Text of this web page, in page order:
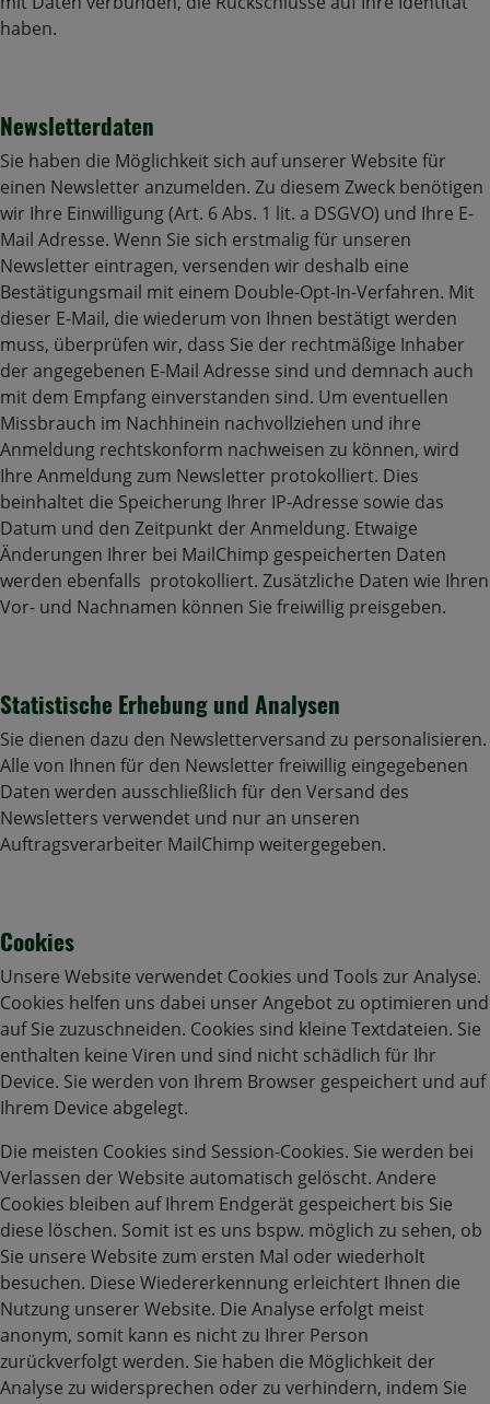
haben.
Newsletterdaten
Sie haben die Möglichkeit sich auf unserer Website für
einen Newsletter anzumelden. Zu diesem Zweck benötigen
wir Ihre Einwilligung (Art. 6 Abs. 1 lit. a DSGVO) und Ihre E-
Mail Adresse. Wenn Sie sich erstmalig für unseren
Newsletter eintragen, versenden wir deshalb eine
Bestätigungsmail mit einem Double-Opt-In-Verfahren. Mit
dieser E-Mail, die wiederum von Ihnen bestätigt werden
muss, überprüfen wir, dass Sie der rechtmäßige Inhaber
der angegebenen E-Mail Adresse sind und demnach auch
mit dem Empfang einverstanden sind. Um eventuellen
Missbrauch im Nachhinein nachvollziehen und ihre
Anmeldung rechtskonform nachweisen zu können, wird
Ihre Anmeldung zum Newsletter protokolliert. Dies
beinhaltet die Speicherung Ihrer IP-Adresse sowie das
Datum und den Zeitpunkt der Anmeldung. Etwaige
Änderungen Ihrer bei MailChimp gespeicherten Daten
werden ebenfalls protokolliert. Zusätzliche Daten wie Ihren
Vor- und Nachnamen können Sie freiwillig preisgeben.
Statistische Erhebung und Analysen
Sie dienen dazu den Newsletterversand zu personalisieren.
Alle von Ihnen für den Newsletter freiwillig eingegebenen
Daten werden ausschließlich für den Versand des
Newsletters verwendet und nur an unseren
Auftragsverarbeiter MailChimp weitergegeben.
Cookies
Unsere Website verwendet Cookies und Tools zur Analyse.
Cookies helfen uns dabei unser Angebot zu optimieren und
auf Sie zuzuschneiden. Cookies sind kleine Textdateien. Sie
enthalten keine Viren und sind nicht schädlich für Ihr
Device. Sie werden von Ihrem Browser gespeichert und auf
Ihrem Device abgelegt.
Die meisten Cookies sind Session-Cookies. Sie werden bei
Verlassen der Website automatisch gelöscht. Andere
Cookies bleiben auf Ihrem Endgerät gespeichert bis Sie
diese löschen. Somit ist es uns bspw. möglich zu sehen, ob
Sie unsere Website zum ersten Mal oder wiederholt
besuchen. Diese Wiedererkennung erleichtert Ihnen die
Nutzung unserer Website. Die Analyse erfolgt meist
anonym, somit kann es nicht zu Ihrer Person
zurückverfolgt werden. Sie haben die Möglichkeit der
Analyse zu widersprechen oder zu verhindern, indem Sie